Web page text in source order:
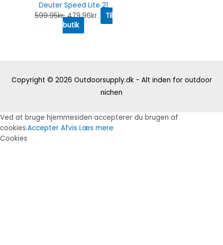
Deuter Speed Lite 21
599.95kr. 479.96kr.
Til
butik
Copyright © 2026 Outdoorsupply.dk - Alt inden for outdoor
nichen
Ved at bruge hjemmesiden accepterer du brugen af
cookies.Accepter Afvis Læs mere
Cookies